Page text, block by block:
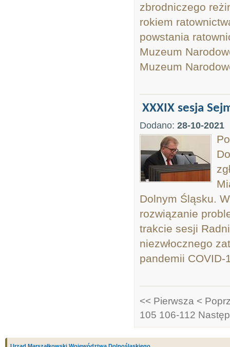
zbrodniczego
rokiem
powstania
Muzeum
Muzeum
XXXIX sesja
Dodano: 28-10-2021
Dolnym Śląsku.
rozwiązanie
trakcie sesji
niezwłocznego
pandemii COVID-
<< Pierwsza <
105 106-112